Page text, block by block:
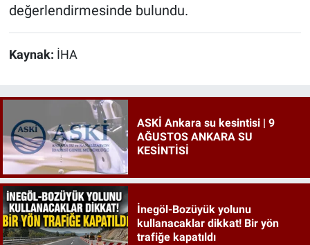
değerlendirmesinde bulundu.
Kaynak: İHA
ASKİ Ankara su kesintisi | 9
AĞUSTOS ANKARA SU
KESİNTİSİ
İnegöl-Bozüyük yolunu
kullanacaklar dikkat! Bir yön
trafiğe kapatıldı